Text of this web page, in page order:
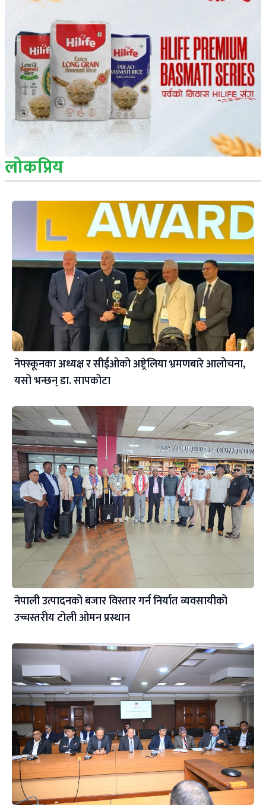
लोकप्रिय
नेफ्स्कूनका अध्यक्ष र सीईओको अष्ट्रेलिया भ्रमणबारे आलोचना,
यसो भन्छन् डा‍. सापकोटा
नेपाली उत्पादनको बजार विस्तार गर्न निर्यात व्यवसायीको
उच्चस्तरीय टोली ओमन प्रस्थान